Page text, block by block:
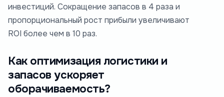
инвестиций. Сокращение запасов в 4 раза и
пропорциональный рост прибыли увеличивают
ROI более чем в 10 раз.
Как оптимизация логистики и
запасов ускоряет
оборачиваемость?